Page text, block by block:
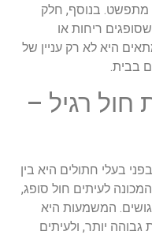
מתפשט. בנוסף, חלק
שסופגים ריחות או
היא לא רק עניין של
בבית.
חול רגיל –
בפני בעלי חתולים היא בין
המכונה לעיתים חול סופג,
גושים המשמעות היא
גבוהה יותר, ולעיתים